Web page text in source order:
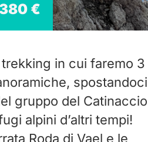
380 €
in cui faremo 3
spostandoci
gruppo del Catinaccio
alpini d’altri tempi!
Roda di Vael e le